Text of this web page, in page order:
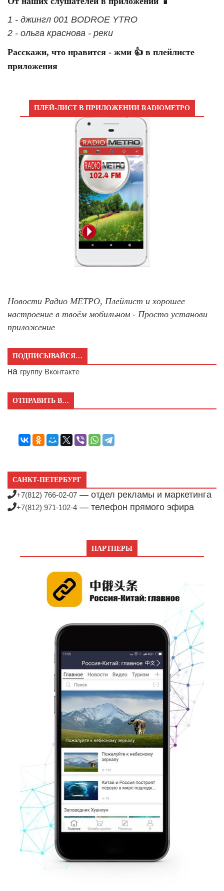
1 - джингл 001 BODROE YTRO
2 - ольга краснова - реки
Расскажи, что нравится - жми 👍 в плейлисте
приложения
ПЛЕЙ-ЛИСТ В ПРИЛОЖЕНИИ RADIOМЕТРО
Новости Радио МЕТРО, Плейлист и хорошее
настроение в твоём мобильном - Просто установи
приложение
ПОДПИСЫВАЙСЯ…
на группу Вконтакте
ОТПРАВИТЬ В…
САНКТ-ПЕТЕРБУРГ
+7(812) 766-02-07 — отдел рекламы и маркетинга
+7(812) 971-102-4 — телефон прямого эфира
ПАРТНЕРЫ